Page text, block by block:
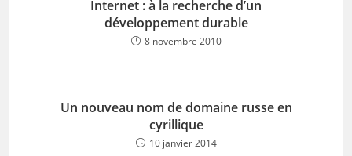
Internet : à la recherche d’un
développement durable
8 novembre 2010
Un nouveau nom de domaine russe en
cyrillique
10 janvier 2014